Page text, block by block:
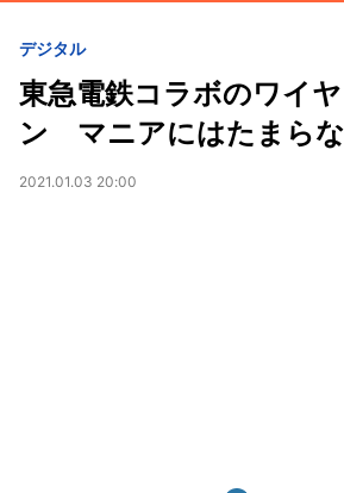
デジタル
東急電鉄コラボのワイ
ン マニアにはたまら
2021.01.03 20:00